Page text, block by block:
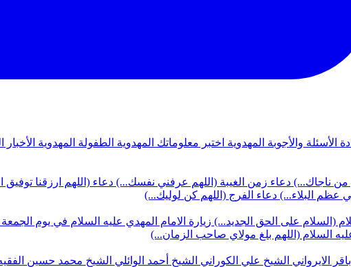
الأسئلة والأجوبة المهدوية اختبر معلوماتك المهدوية الطفولة المهدوية الأخبار
من ناجاك...) دعاء زمن الغيبة (اللهم عرفني نفسك...) دعاء (اللهم ارزقنا توفيق
عظم البلاء...) دعاء الفرج (اللهم كن لوليك...)
(السلام على الحق الجديد...) زيارة الامام المهدي عليه السلام في يوم الجمعة
السلام (اللهم بلغ مولاي صاحب الزمان...)
الايرواني الشيخ علي الكوراني الشيخ أحمد الوائلي الشيخ محمد حسين